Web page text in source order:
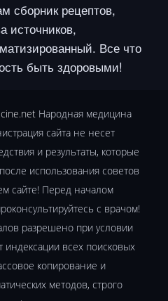
сборник рецептов,
источников,
Все что
быть здоровыми!
Народная медицина
сайта не несет
и результаты, которые
использования советов
сайте! Перед началом
с врачом!
разрешено при условии
индексации всех поисковых
копирование и
методов, строго